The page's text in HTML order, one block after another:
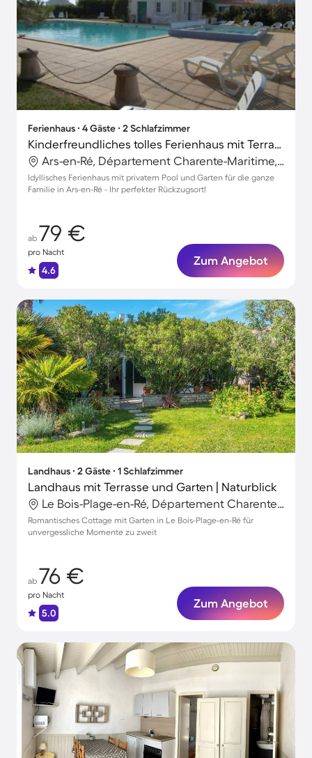
Ferienhaus ∙ 4 Gäste ∙ 2 Schlafzimmer
Kinderfreundliches tolles Ferienhaus mit Terrasse, Garten und privatem Pool | Strand in der Nähe
Ars-en-Ré, Département Charente-Maritime, Frankreich
Idyllisches Ferienhaus mit privatem Pool und Garten für die ganze
Familie in Ars-en-Ré - Ihr perfekter Rückzugsort!
ab 79 €
pro Nacht
4.6
Zum Angebot
Landhaus ∙ 2 Gäste ∙ 1 Schlafzimmer
Landhaus mit Terrasse und Garten | Naturblick
Le Bois-Plage-en-Ré, Département Charente-Maritime, Frankreich
Romantisches Cottage mit Garten in Le Bois-Plage-en-Ré für
unvergessliche Momente zu zweit
ab 76 €
pro Nacht
5.0
Zum Angebot